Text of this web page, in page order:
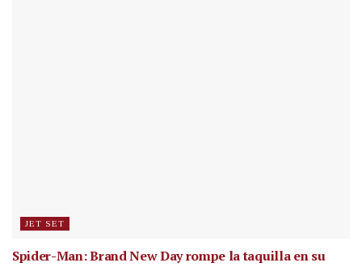
JET SET
Spider-Man: Brand New Day rompe la taquilla en su